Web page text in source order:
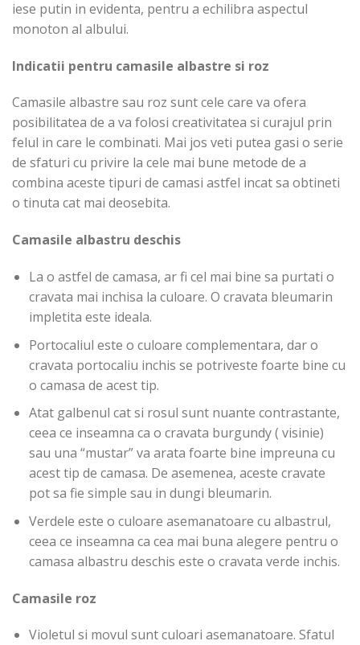
iese putin in evidenta, pentru a echilibra aspectul
monoton al albului.
Indicatii pentru camasile albastre si roz
Camasile albastre sau roz sunt cele care va ofera
posibilitatea de a va folosi creativitatea si curajul prin
felul in care le combinati. Mai jos veti putea gasi o serie
de sfaturi cu privire la cele mai bune metode de a
combina aceste tipuri de camasi astfel incat sa obtineti
o tinuta cat mai deosebita.
Camasile albastru deschis
La o astfel de camasa, ar fi cel mai bine sa purtati o
cravata mai inchisa la culoare. O cravata bleumarin
impletita este ideala.
Portocaliul este o culoare complementara, dar o
cravata portocaliu inchis se potriveste foarte bine cu
o camasa de acest tip.
Atat galbenul cat si rosul sunt nuante contrastante,
ceea ce inseamna ca o cravata burgundy ( visinie)
sau una “mustar” va arata foarte bine impreuna cu
acest tip de camasa. De asemenea, aceste cravate
pot sa fie simple sau in dungi bleumarin.
Verdele este o culoare asemanatoare cu albastrul,
ceea ce inseamna ca cea mai buna alegere pentru o
camasa albastru deschis este o cravata verde inchis.
Camasile roz
Violetul si movul sunt culoari asemanatoare. Sfatul